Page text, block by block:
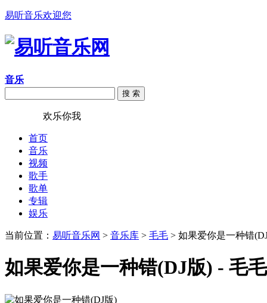
易听音乐欢迎您
音乐
搜 索
欢乐你我
首页
音乐
视频
歌手
歌单
专辑
娱乐
当前位置： 易听音乐网 > 音乐库 > 毛毛 > 如果爱你是一种错
如果爱你是一种错(DJ版) - 毛毛